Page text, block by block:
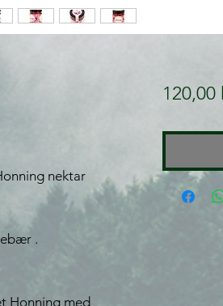
nektar
.
Honning med
120,00